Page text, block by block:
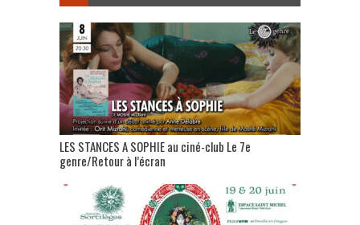
LES STANCES A SOPHIE au ciné-club Le 7e
genre/Retour à l’écran